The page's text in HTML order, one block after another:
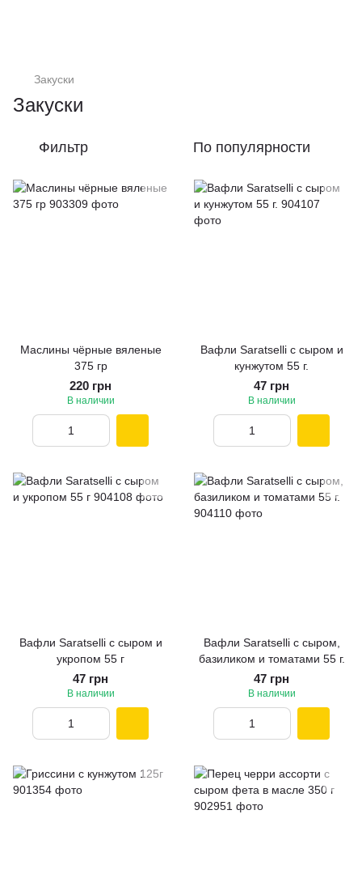
Закуски
Закуски
Фильтр По популярности
Маслины чёрные вяленые
375 гр
220 грн
В наличии
Вафли Saratselli с сыром и
кунжутом 55 г.
47 грн
В наличии
Вафли Saratselli с сыром и
укропом 55 г
47 грн
В наличии
Вафли Saratselli с сыром,
базиликом и томатами 55 г.
47 грн
В наличии